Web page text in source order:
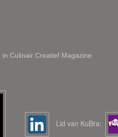
Culinair Creatief Magazine
Lid van KuBra: